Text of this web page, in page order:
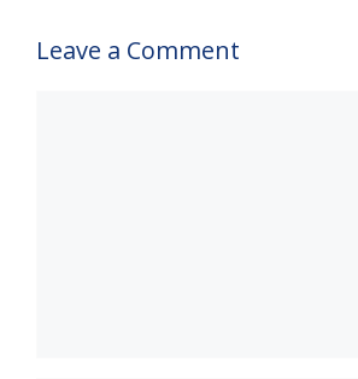
Leave a Comment